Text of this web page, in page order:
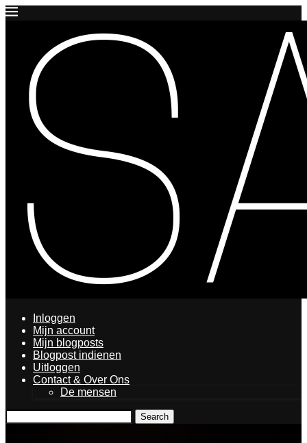
Inloggen
Mijn account
Mijn blogposts
Blogpost indienen
Uitloggen
Contact & Over Ons
De mensen
Search